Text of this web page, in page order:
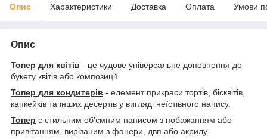
Опис Характеристики Доставка Оплата Умови
Опис
Топер для квітів - це чудове універсальне доповнення до
букету квітів або композиції.
Топер для кондитерів - елемент прикраси тортів, бісквітів,
капкейків та інших десертів у вигляді неїстівного напису.
Топер є стильним об'ємним написом з побажанням або
привітанням, вирізаним з фанери, двп або акрилу.